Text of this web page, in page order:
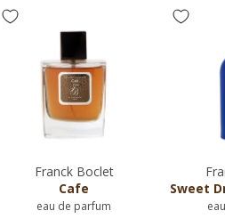
Franck Boclet
Cafe
eau de parfum
Sweet